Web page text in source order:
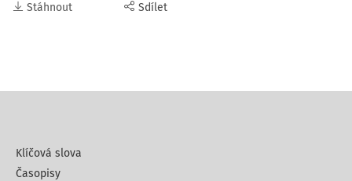
Stáhnout Sdílet
Klíčová slova
Časopisy